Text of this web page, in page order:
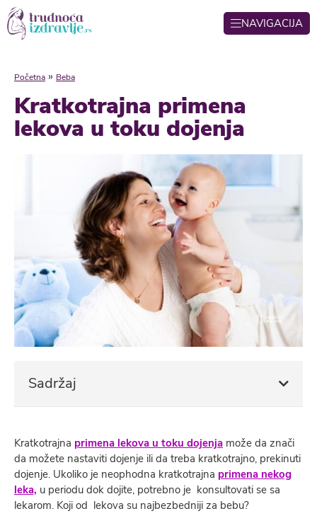
NAVIGACIJA
Početna » Beba
Kratkotrajna primena
lekova u toku dojenja
Sadržaj
Kratkotrajna primena lekova u toku dojenja može da znači
da možete nastaviti dojenje ili da treba kratkotrajno, prekinuti
dojenje. Ukoliko je neophodna kratkotrajna primena nekog
leka, u periodu dok dojite, potrebno je konsultovati se sa
lekarom. Koji od lekova su najbezbedniji za bebu?